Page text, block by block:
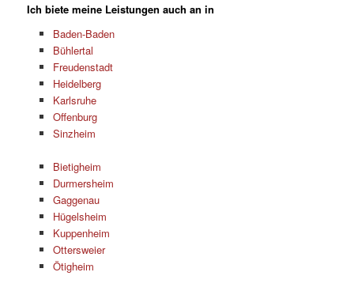
Ich biete meine Leistungen auch an in
Baden-Baden
Bühlertal
Freudenstadt
Heidelberg
Karlsruhe
Offenburg
Sinzheim
Bietigheim
Durmersheim
Gaggenau
Hügelsheim
Kuppenheim
Ottersweier
Ötigheim